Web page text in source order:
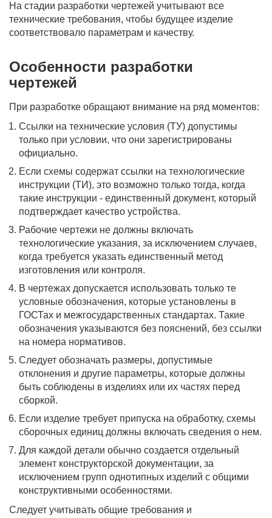
На стадии разработки чертежей учитывают все
технические требования, чтобы будущее изделие
соответствовало параметрам и качеству.
Особенности разработки
чертежей
При разработке обращают внимание на ряд моментов:
Ссылки на технические условия (ТУ) допустимы
только при условии, что они зарегистрированы
официально.
Если схемы содержат ссылки на технологические
инструкции (ТИ), это возможно только тогда, когда
такие инструкции - единственный документ, который
подтверждает качество устройства.
Рабочие чертежи не должны включать
технологические указания, за исключением случаев,
когда требуется указать единственный метод
изготовления или контроля.
В чертежах допускается использовать только те
условные обозначения, которые установлены в
ГОСТах и межгосударственных стандартах. Такие
обозначения указываются без пояснений, без ссылки
на номера нормативов.
Следует обозначать размеры, допустимые
отклонения и другие параметры, которые должны
быть соблюдены в изделиях или их частях перед
сборкой.
Если изделие требует припуска на обработку, схемы
сборочных единиц должны включать сведения о нем.
Для каждой детали обычно создается отдельный
элемент конструкторской документации, за
исключением групп однотипных изделий с общими
конструктивными особенностями.
Следует учитывать общие требования и